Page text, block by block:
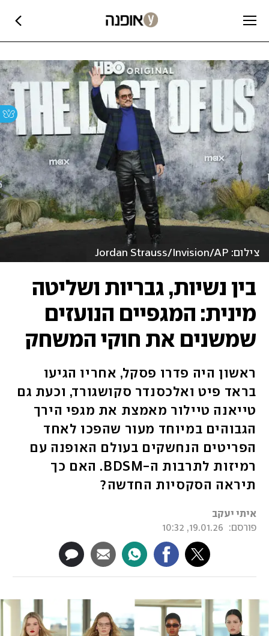
צילום: Jordan Strauss/Invision/AP
בין נשיות, גבריות ושליטה
מינית: המגפיים הנועזים
שמשנים את חוקי המשחק
ראשון היה פדרו פסקל, אחריו הגיעו
בראד פיט ואלכסנדר סקושגורד, וכעת גם
טייאנה טיילור מאמצת את מגפי הירך
הגבוהים במיוחד מעור שהפכו לאחד
הפריטים הנחשקים בעולם האופנה עם
רמיזות לתרבות ה-BDSM. האם כך
תיראה הסקסיות החדשה?
איתי יעקב
פורסם:
19.01.26, 10:32